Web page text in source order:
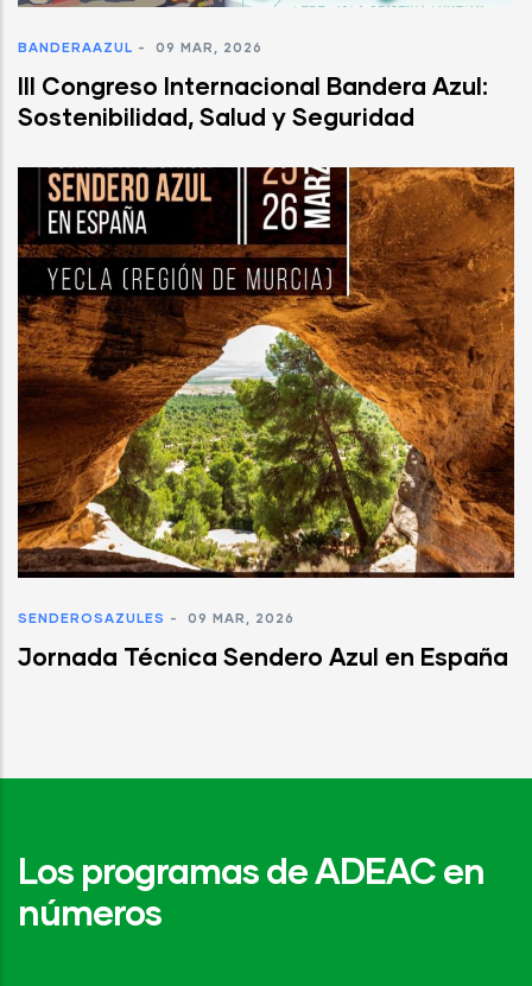
BANDERAAZUL - 09 MAR, 2026
III Congreso Internacional Bandera Azul:
Sostenibilidad, Salud y Seguridad
SENDEROSAZULES - 09 MAR, 2026
Jornada Técnica Sendero Azul en España
Los programas de ADEAC en
números